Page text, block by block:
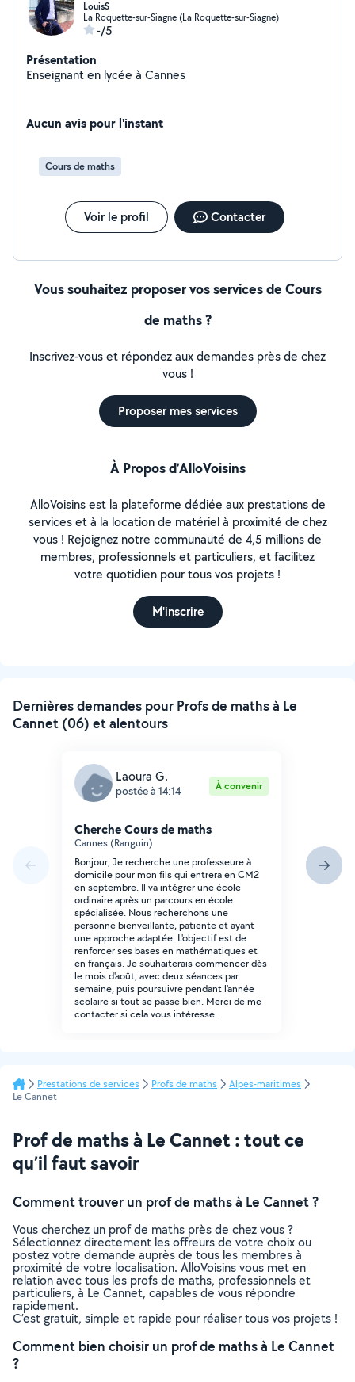
LouisS
La Roquette-sur-Siagne (La Roquette-sur-Siagne)
-/5
Présentation
Enseignant en lycée à Cannes
Aucun avis pour l'instant
Cours de maths
Voir le profil Contacter
Vous souhaitez proposer vos services de Cours
de maths ?
Inscrivez-vous et répondez aux demandes près de chez
vous !
Proposer mes services
À Propos d’AlloVoisins
AlloVoisins est la plateforme dédiée aux prestations de
services et à la location de matériel à proximité de chez
vous ! Rejoignez notre communauté de 4,5 millions de
membres, professionnels et particuliers, et facilitez
votre quotidien pour tous vos projets !
M'inscrire
Dernières demandes pour Profs de maths à Le
Cannet (06) et alentours
Laoura G.
postée à 14:14 À convenir
Cherche Cours de maths
Cannes (Ranguin)
Bonjour, Je recherche une professeure à
domicile pour mon fils qui entrera en CM2
en septembre. Il va intégrer une école
ordinaire après un parcours en école
spécialisée. Nous recherchons une
personne bienveillante, patiente et ayant
une approche adaptée. L'objectif est de
renforcer ses bases en mathématiques et
en français. Je souhaiterais commencer dès
le mois d'août, avec deux séances par
semaine, puis poursuivre pendant l'année
scolaire si tout se passe bien. Merci de me
contacter si cela vous intéresse.
Prestations de services Profs de maths
Alpes-maritimes
Le Cannet
Prof de maths à Le Cannet : tout ce
qu’il faut savoir
Comment trouver un prof de maths à Le Cannet ?
Vous cherchez un prof de maths près de chez vous ?
Sélectionnez directement les offreurs de votre choix ou
postez votre demande auprès de tous les membres à
proximité de votre localisation. AlloVoisins vous met en
relation avec tous les profs de maths, professionnels et
particuliers, à Le Cannet, capables de vous répondre
rapidement.
C’est gratuit, simple et rapide pour réaliser tous vos projets !
Comment bien choisir un prof de maths à Le Cannet
?